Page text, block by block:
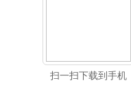
扫一扫下载到手机